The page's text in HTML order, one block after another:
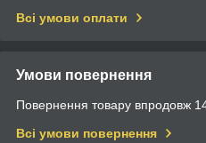
Всі умови оплати
Умови повернення
Повернення товару впродовж
Всі умови повернення